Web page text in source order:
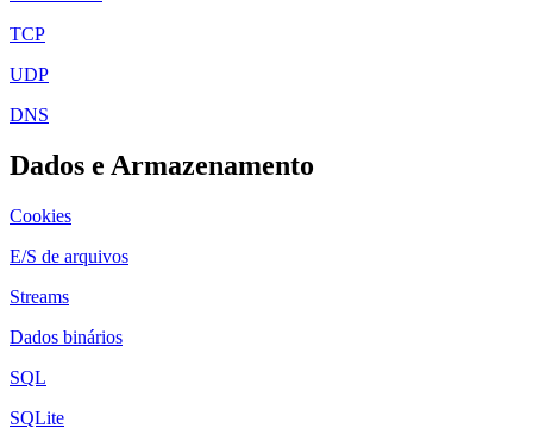
TCP
UDP
DNS
Dados e Armazenamento
Cookies
E/S de arquivos
Streams
Dados binários
SQL
SQLite